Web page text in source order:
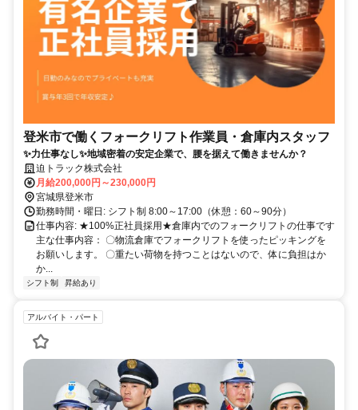
登米市で働くフォークリフト作業員・倉庫内スタッフ
✨力仕事なし✨地域密着の安定企業で、腰を据えて働きませんか？
迫トラック株式会社
月給200,000円～230,000円
宮城県登米市
勤務時間・曜日: シフト制 8:00～17:00（休憩：60～90分）
仕事内容: ★100%正社員採用★倉庫内でのフォークリフトの仕事です
主な仕事内容： 〇物流倉庫でフォークリフトを使ったピッキングを
お願いします。 〇重たい荷物を持つことはないので、体に負担はか
か...
シフト制 昇給あり
アルバイト・パート